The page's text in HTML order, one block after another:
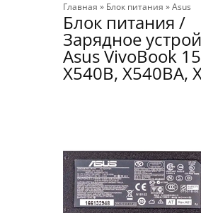
Главная » Блок питания »Asus
Блок питания /
Зарядное
Asus VivoBook 15
X540B, X540BA,